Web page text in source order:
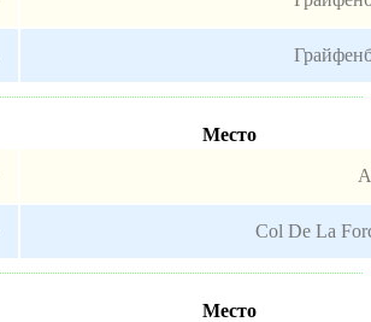
Место
Col De La
Место